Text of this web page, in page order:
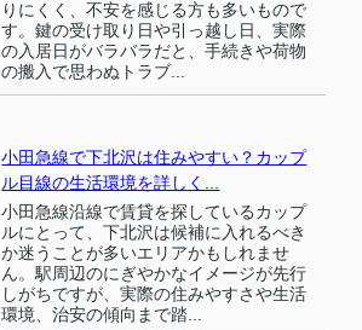
りにくく、不安を感じる方も多いもので
す。鍵の受け取り日や引っ越し日、実際
の入居日がバラバラだと、手続きや荷物
の搬入で思わぬトラブ...
小田急線で下北沢は住みやすい？カップ
ル目線の生活環境を詳しく...
小田急線沿線で賃貸を探しているカップ
ルにとって、下北沢は候補に入れるべき
か迷うことが多いエリアかもしれませ
ん。駅周辺のにぎやかなイメージが先行
しがちですが、実際の住みやすさや生活
環境、治安の傾向まで踏...